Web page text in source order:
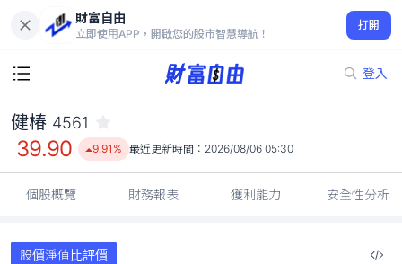
財富自由
立即使用APP，開啟您的股市智慧導航！
打開
登入
39.90
9.91%
健椿 4561
39.90 9.91% 最近更新時間： 2026/08/06 05:30
個股概覽 財務報表 獲利能力 安全性分析
股價淨值比評價